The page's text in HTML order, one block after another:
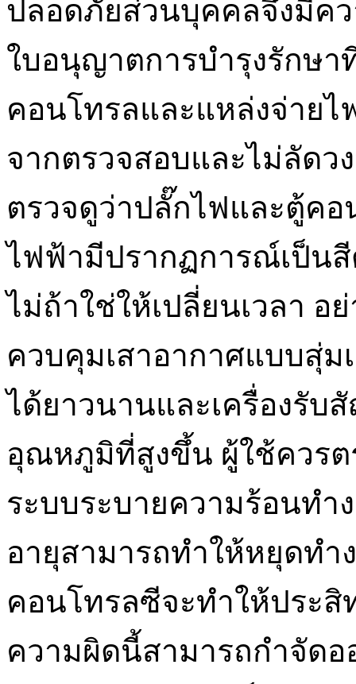
ปลอดภัยส่วนบุคคลจึงมีค
ใบอนุญาตการบำรุงรักษ
คอนโทรลและแหล่งจ่าย
จากตรวจสอบและไม่ลัดว
ตรวจดูว่าปลั๊กไฟและตู้ค
ไฟฟ้ามีปรากฏการณ์เป็นสี
ไม่ถ้าใช่ให้เปลี่ยนเวลา อ
ควบคุมเสาอากาศแบบสุ่
ได้ยาวนานและเครื่องรั
อุณหภูมิที่สูงขึ้น ผู้ใช้ควรต
ระบบระบายความร้อนท
อายุสามารถทำให้หยุดท
คอนโทรลซีจะทำให้ประ
ความผิดนี้สามารถกำจัด